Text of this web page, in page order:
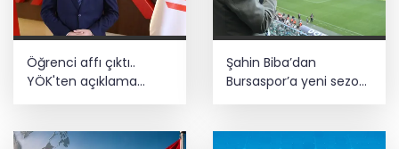
Öğrenci affı çıktı..
YÖK'ten açıklama
Şahin Biba’dan
Bursaspor’a yeni sezon